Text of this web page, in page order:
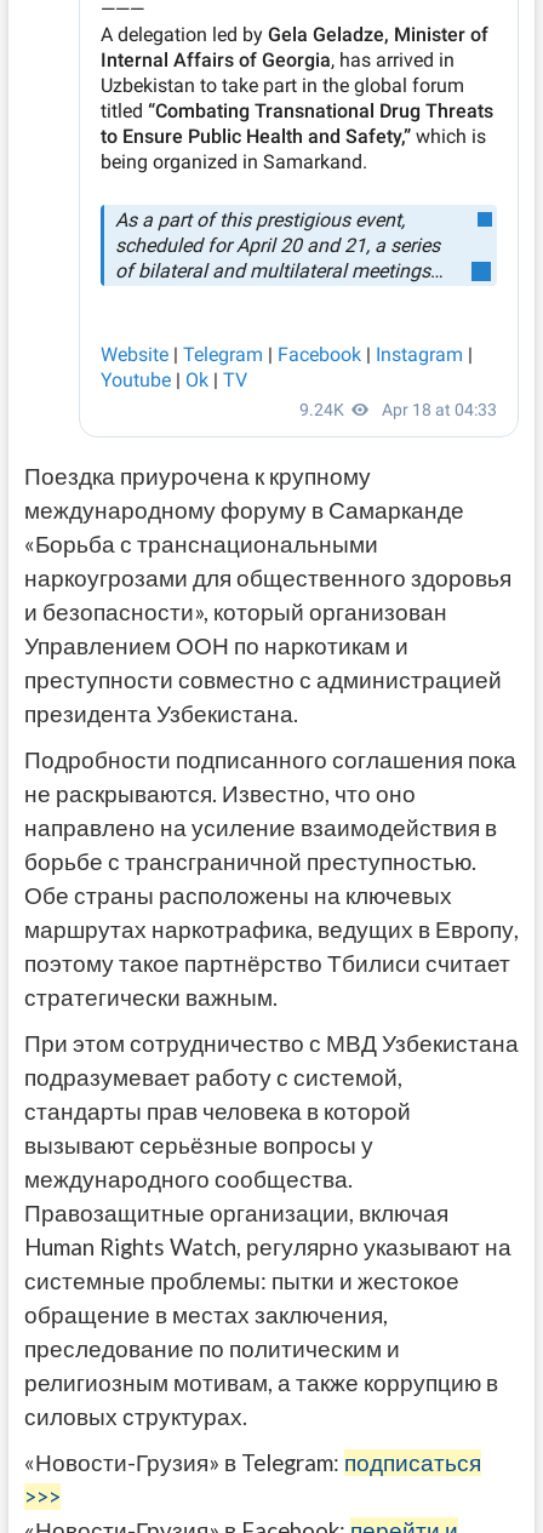
Поездка приурочена к крупному
международному форуму в Самарканде
«Борьба с транснациональными
наркоугрозами для общественного здоровья
и безопасности», который организован
Управлением ООН по наркотикам и
преступности совместно с администрацией
президента Узбекистана.
Подробности подписанного соглашения пока
не раскрываются. Известно, что оно
направлено на усиление взаимодействия в
борьбе с трансграничной преступностью.
Обе страны расположены на ключевых
маршрутах наркотрафика, ведущих в Европу,
поэтому такое партнёрство Тбилиси считает
стратегически важным.
При этом сотрудничество с МВД Узбекистана
подразумевает работу с системой,
стандарты прав человека в которой
вызывают серьёзные вопросы у
международного сообщества.
Правозащитные организации, включая
Human Rights Watch, регулярно указывают на
системные проблемы: пытки и жестокое
обращение в местах заключения,
преследование по политическим и
религиозным мотивам, а также коррупцию в
силовых структурах.
«Новости-Грузия» в Telegram: подписаться
>>>